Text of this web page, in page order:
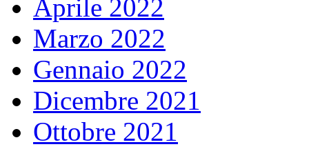
Aprile 2022
Marzo 2022
Gennaio 2022
Dicembre 2021
Ottobre 2021